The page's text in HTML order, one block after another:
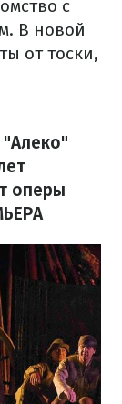
с
В новой
от тоски,
"Алеко"
оперы